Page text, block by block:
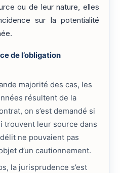
ou de leur nature, elles
sur la potentialité
de l’obligation
majorité des cas, les
résultent de la
on s’est demandé si
trouvent leur source dans
ne pouvaient pas
d’un cautionnement.
la jurisprudence s’est